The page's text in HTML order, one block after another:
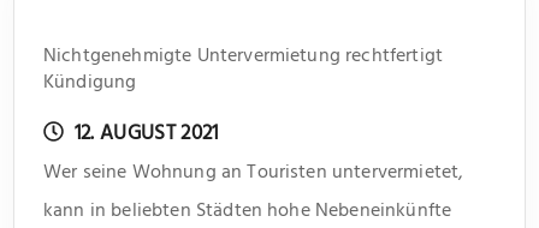
Nichtgenehmigte Untervermietung rechtfertigt
Kündigung
12. AUGUST 2021
Wer seine Wohnung an Touristen untervermietet,
kann in beliebten Städten hohe Nebeneinkünfte